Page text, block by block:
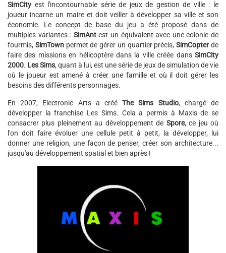
SimCity est l'incontournable série de jeux de gestion de ville : le
joueur incarne un maire et doit veiller à développer sa ville et son
économie. Le concept de base du jeu a été proposé dans de
multiples variantes : SimAntest un équivalent avec une colonie de
fourmis, SimTownpermet de gérer un quartier précis,SimCopter de
faire des missions en hélicoptère dans la ville créée dans SimCity
2000. Les Sims, quant à lui, est une série de jeux de simulation de vie
où le joueur est amené à créer une famille et où il doit gérer les
besoins des différents personnages.
En 2007, Electronic Arts a crééThe Sims Studio, chargé de
développer la franchise Les Sims. Cela a permis à Maxis de se
consacrer plus pleinement au développement de Spore, ce jeu où
l'on doit faire évoluer une cellule petit à petit, la développer, lui
donner une religion, une façon de penser, créer son architecture...
jusqu'au développement spatial et bien après !